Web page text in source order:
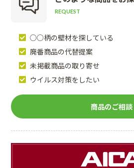
REQUEST
○○柄の壁材を探している
廃番商品の代替提案
未掲載商品の取り寄せ
ウイルス対策をしたい
商品のご相談